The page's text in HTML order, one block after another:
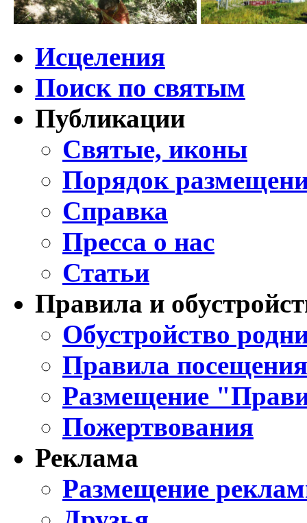
Исцеления
Поиск по святым
Публикации
Святые, иконы
Порядок
Справка
Пресса о нас
Статьи
Правила и
Обустройство
Правила
Размещение
Пожертвования
Реклама
Размещение